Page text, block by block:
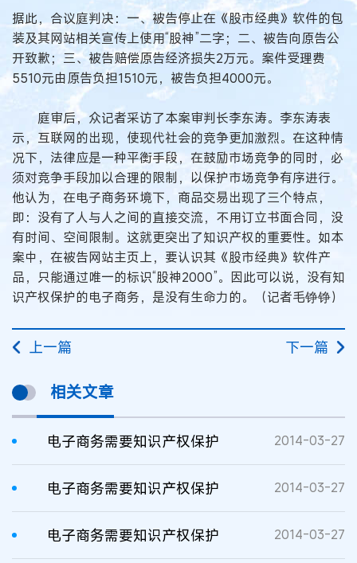
据此，合议庭判决：一、被告停止在《股市经典》软件的包
装及其网站相关宣传上使用“股神”二字；二、被告向原告公
开致歉；三、被告赔偿原告经济损失2万元。案件受理费
5510元由原告负担1510元，被告负担4000元。
庭审后，众记者采访了本案审判长李东涛。李东涛表
示，互联网的出现，使现代社会的竞争更加激烈。在这种情
况下，法律应是一种平衡手段，在鼓励市场竞争的同时，必
须对竞争手段加以合理的限制，以保护市场竞争有序进行。
他认为，在电子商务环境下，商品交易出现了三个特点，
即：没有了人与人之间的直接交流，不用订立书面合同，没
有时间、空间限制。这就更突出了知识产权的重要性。如本
案中，在被告网站主页上，要认识其《股市经典》软件产
品，只能通过唯一的标识“股神2000”。因此可以说，没有知
识产权保护的电子商务，是没有生命力的。（记者毛铮铮）
上一篇 下一篇
相关文章
电子商务需要知识产权保护 2014-03-27
电子商务需要知识产权保护 2014-03-27
电子商务需要知识产权保护 2014-03-27